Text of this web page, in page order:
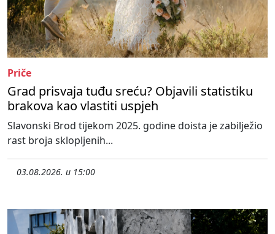
Priče
Grad prisvaja tuđu sreću? Objavili statistiku
brakova kao vlastiti uspjeh
Slavonski Brod tijekom 2025. godine doista je zabilježio
rast broja sklopljenih...
03.08.2026. u 15:00